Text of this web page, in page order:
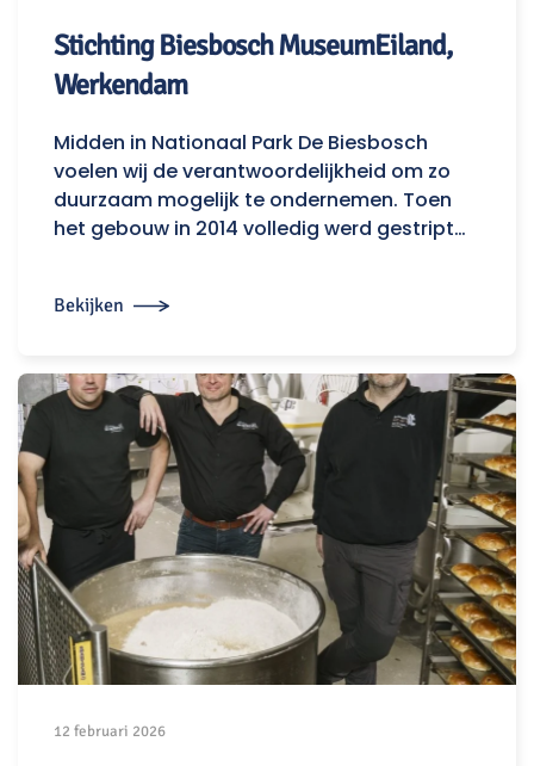
Stichting Biesbosch MuseumEiland,
Werkendam
Midden in Nationaal Park De Biesbosch
voelen wij de verantwoordelijkheid om zo
duurzaam mogelijk te ondernemen. Toen
het gebouw in 2014 volledig werd gestript…
Bekijken
12 februari 2026